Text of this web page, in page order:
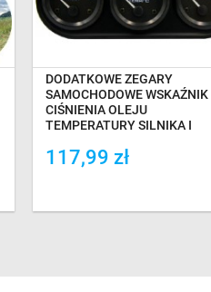
DODATKOWE ZEGARY
SAMOCHODOWE WSKAŹNIK
CIŚNIENIA OLEJU
TEMPERATURY SILNIKA I
117,99 zł